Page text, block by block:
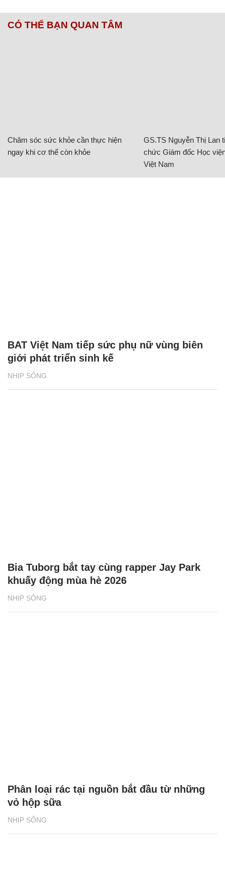
CÓ THỂ BẠN QUAN TÂM
Chăm sóc sức khỏe cần thực hiện
ngay khi cơ thể còn khỏe
GS.TS Nguyễn Thị Lan
chức Giám đốc Học
Việt Nam
NHỊP SỐNG
BAT Việt Nam tiếp sức phụ nữ vùng biên
giới phát triển sinh kế
NHỊP SỐNG
Bia Tuborg bắt tay cùng rapper Jay Park
khuấy động mùa hè 2026
NHỊP SỐNG
Phân loại rác tại nguồn bắt đầu từ những
vỏ hộp sữa